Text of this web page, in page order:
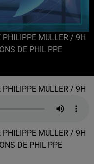
MULLER / 9H
DE PHILIPPE
MULLER / 9H
MULLER / 9H
DE PHILIPPE